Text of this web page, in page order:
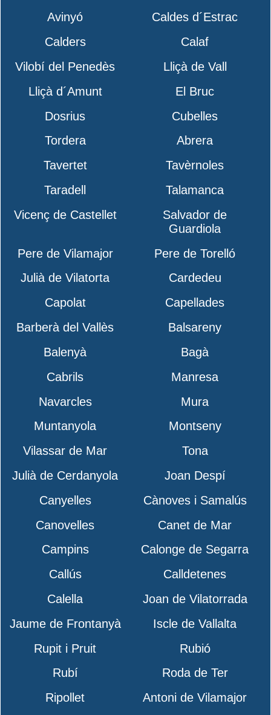
Avinyó
Caldes d´Estrac
Calders
Calaf
Vilobí del Penedès
Lliçà de Vall
Lliçà d´Amunt
El Bruc
Dosrius
Cubelles
Tordera
Abrera
Tavertet
Tavèrnoles
Taradell
Talamanca
Vicenç de Castellet
Salvador de
Guardiola
Pere de Vilamajor
Pere de Torelló
Julià de Vilatorta
Cardedeu
Capolat
Capellades
Barberà del Vallès
Balsareny
Balenyà
Bagà
Cabrils
Manresa
Navarcles
Mura
Muntanyola
Montseny
Vilassar de Mar
Tona
Julià de Cerdanyola
Joan Despí
Canyelles
Cànoves i Samalús
Canovelles
Canet de Mar
Campins
Calonge de Segarra
Callús
Calldetenes
Calella
Joan de Vilatorrada
Jaume de Frontanyà
Iscle de Vallalta
Rupit i Pruit
Rubió
Rubí
Roda de Ter
Ripollet
Antoni de Vilamajor